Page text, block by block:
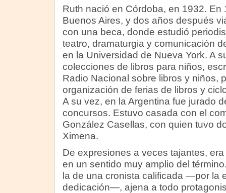
Ruth nació en Córdoba, en 1932. En
Buenos Aires, y dos años después
con una beca, donde estudió
teatro, dramaturgia y comunicación
en la Universidad de Nueva York. A
colecciones de libros para niños,
Radio Nacional sobre libros y niños,
organización de ferias de libros y
A su vez, en la Argentina fue jurado
concursos. Estuvo casada con el
González Casellas, con quien tuvo
Ximena.
De expresiones a veces tajantes,
en un sentido muy amplio del
la de una cronista calificada —por la
dedicación—, ajena a todo